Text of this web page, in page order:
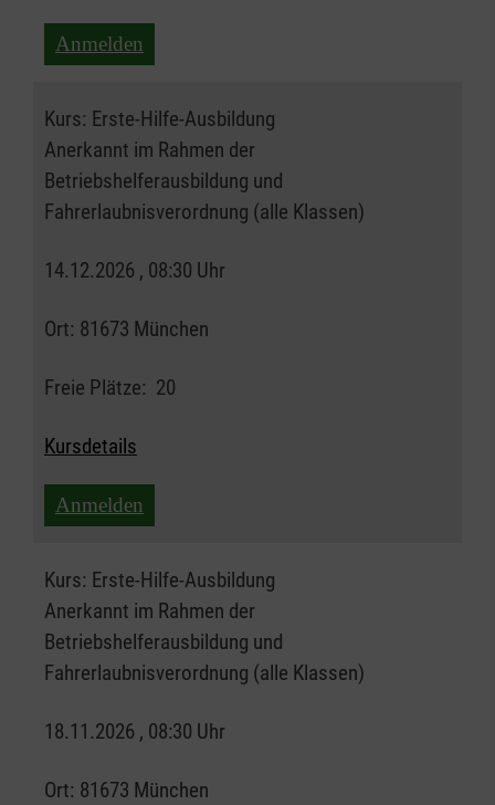
Anmelden
Kurs: Erste-Hilfe-Ausbildung
Anerkannt im Rahmen der
Betriebshelferausbildung und
Fahrerlaubnisverordnung (alle Klassen)
14.12.2026 , 08:30 Uhr
Ort: 81673 München
Freie Plätze: 20
Kursdetails
Anmelden
Kurs: Erste-Hilfe-Ausbildung
Anerkannt im Rahmen der
Betriebshelferausbildung und
Fahrerlaubnisverordnung (alle Klassen)
18.11.2026 , 08:30 Uhr
Ort: 81673 München